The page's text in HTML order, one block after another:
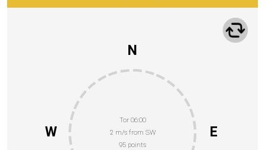
Tor 06:00
2 m/s from SW
95 points
N
E
W